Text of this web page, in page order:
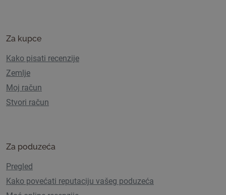
Za kupce
Kako pisati recenzije
Zemlje
Moj račun
Stvori račun
Za poduzeća
Pregled
Kako povećati reputaciju vašeg poduzeća